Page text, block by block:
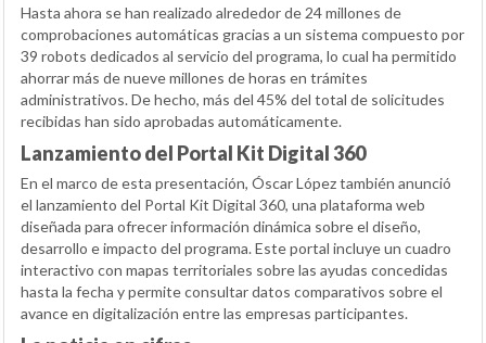
Hasta ahora se han realizado alrededor de 24 millones de
comprobaciones automáticas gracias a un sistema compuesto por
39 robots dedicados al servicio del programa, lo cual ha permitido
ahorrar más de nueve millones de horas en trámites
administrativos. De hecho, más del 45% del total de solicitudes
recibidas han sido aprobadas automáticamente.
Lanzamiento del Portal Kit Digital 360
En el marco de esta presentación, Óscar López también anunció
el lanzamiento del Portal Kit Digital 360, una plataforma web
diseñada para ofrecer información dinámica sobre el diseño,
desarrollo e impacto del programa. Este portal incluye un cuadro
interactivo con mapas territoriales sobre las ayudas concedidas
hasta la fecha y permite consultar datos comparativos sobre el
avance en digitalización entre las empresas participantes.